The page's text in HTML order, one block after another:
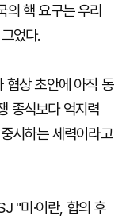
의 핵 요구는 우리
었다.
상 초안에 아직 동
종식보다 억지력
시하는 세력이라고
"미·이란, 합의 후